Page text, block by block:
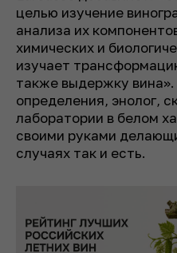
целью изучение
анализа их
химических и
изучает
также выдержку вина».
определения, энолог,
лаборатории в белом
своими руками
случаях так и есть.